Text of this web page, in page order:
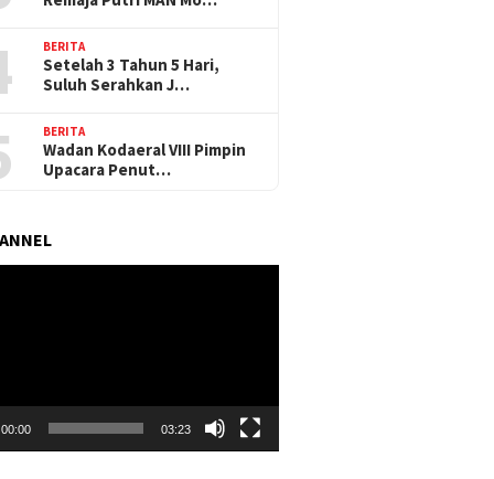
BERITA
Setelah 3 Tahun 5 Hari,
Suluh Serahkan J…
BERITA
Wadan Kodaeral VIII Pimpin
Upacara Penut…
00:00 03:23